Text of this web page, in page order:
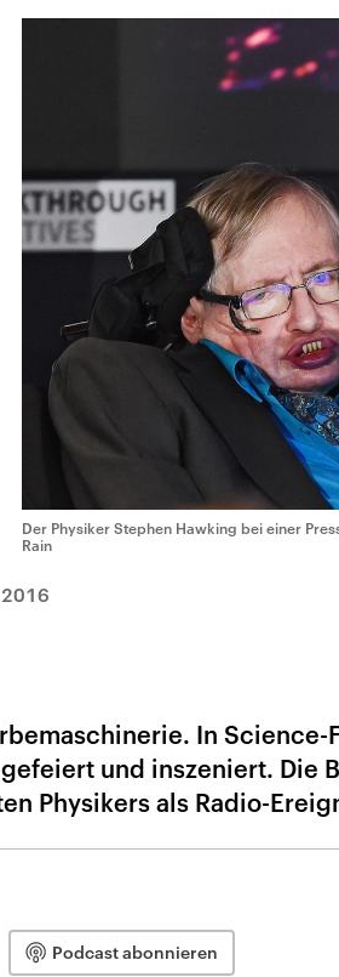
Der Physiker Stephen Hawking bei einer
Rain
In
und inszeniert. Die
Physikers als Radio-
Podcast abonnieren